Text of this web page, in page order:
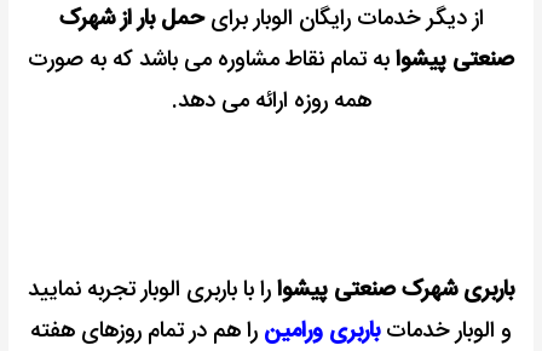
از دیگر خدمات رایگان الوبار برایحمل بار از شهرک
صنعتی پیشوابه تمام نقاط مشاوره می باشد که به صورت
همه روزه ارائه می دهد.
باربری شهرک صنعتی پیشوارا با باربری الوبار تجربه نمایید
و الوبار خدماتباربری ورامین را هم در تمام روزهای هفته